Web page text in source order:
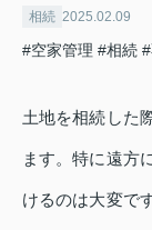
相続 2025.02.09
#空家管理 #相続
土地を相続した
ます。特に遠方
けるのは大変で